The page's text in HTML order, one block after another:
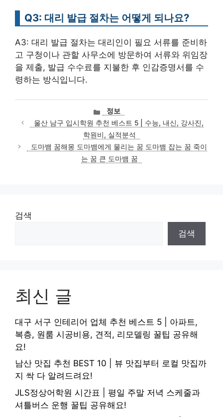
Q3: 대리 발급 절차는 어떻게 되나요?
A3: 대리 발급 절차는 대리인이 필요 서류를 준비하
고 구청이나 관할 사무소에 방문하여 서류와 위임장
을 제출, 발급 수수료를 지불한 후 인감증명서를 수
령하는 방식입니다.
카
테
고
리
정보
울산 남구 입시학원 추천 베스트 5 | 수능, 내신, 강사진,
학원비, 실적분석
도마뱀 꿈해몽 도마뱀에게 물리는 꿈 도마뱀 잡는 꿈 죽이
는 꿈 큰 도마뱀 꿈
검색
검색
최신 글
대구 서구 인테리어 업체 추천 베스트 5 | 아파트,
복층, 원룸 시공비용, 견적, 리모델링 꿀팁 공유해
요!
남산 맛집 추천 BEST 10 | 뷰 맛집부터 로컬 맛집까
지 싹 다 알려드려요!
JLS정상어학원 시간표 | 평일 주말 저녁 스케줄과
셔틀버스 운행 꿀팁 공유해요!